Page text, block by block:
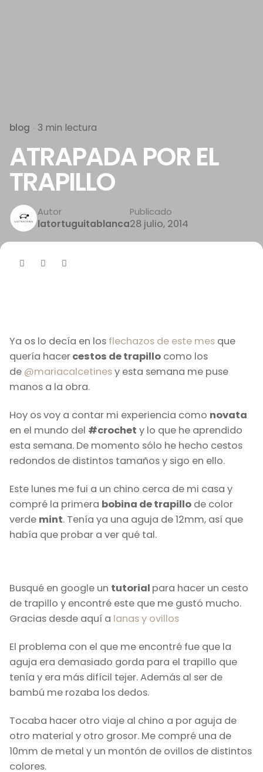
blog 3 min lectura
ATRAPADA POR EL
TRAPILLO
Autor
latortuguitablanca
Publicado
28 julio, 2014
Ya os lo decía en los flechazos de este mes que
quería hacercestos de trapillo como los
de @mariacalcetinesy esta semana me puse
manos a la obra.
Hoy os voy a contar mi experiencia como novata
en el mundo del #crochet y lo que he aprendido
esta semana. De momento sólo he hecho cestos
redondos de distintos tamaños y sigo en ello.
Este lunes me fui a un chino cerca de mi casa y
compré la primera bobina de trapillo de color
verde mint. Tenía ya una aguja de 12mm, así que
había que probar a ver qué tal.
Busqué en google un tutorial para hacer un cesto
de trapillo y encontré este que me gustó mucho.
Gracias desde aquí a lanas y ovillos
El problema con el que me encontré fue que la
aguja era demasiado gorda para el trapillo que
tenía y era más difícil tejer. Además al ser de
bambú me rozaba los dedos.
Tocaba hacer otro viaje al chino a por aguja de
otro material y otro grosor. Me compré una de
10mm de metal y un montón de ovillos de distintos
colores.